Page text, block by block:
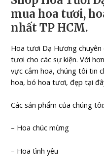
mua hoa tươi,
nhất TP HCM.
Hoa tươi Dạ Hương chuyên
tươi cho các sự kiện. Với
vực cắm hoa, chúng tôi tin
hoa, bó hoa tươi, đẹp tại
Các sản phẩm của chúng tôi:
– Hoa chúc mừng
– Hoa tình yêu